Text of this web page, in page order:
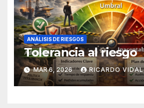
ANÁLISIS DE RIESGOS
Tolerancia al riesgo
MAR 6, 2026 RICARDO VIDAL